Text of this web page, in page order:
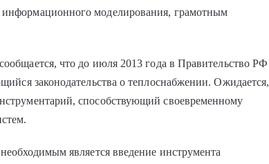
моделирования, грамотным
что до июля 2013 года в Правительство РФ
законодательства о теплоснабжении. Ожидается,
способствующий своевременному
является введение инструмента